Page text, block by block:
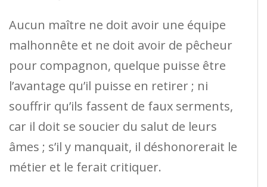
Aucun maître ne doit avoir une équipe
malhonnête et ne doit avoir de pêcheur
pour compagnon, quelque puisse être
l’avantage qu’il puisse en retirer ; ni
souffrir qu’ils fassent de faux serments,
car il doit se soucier du salut de leurs
âmes ; s’il y manquait, il déshonorerait le
métier et le ferait critiquer.